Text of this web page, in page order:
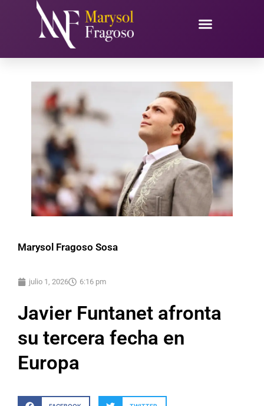
contenido
Marysol Fragoso Sosa
julio 1, 2026 6:16 pm
Javier Funtanet afronta
su tercera fecha en
Europa